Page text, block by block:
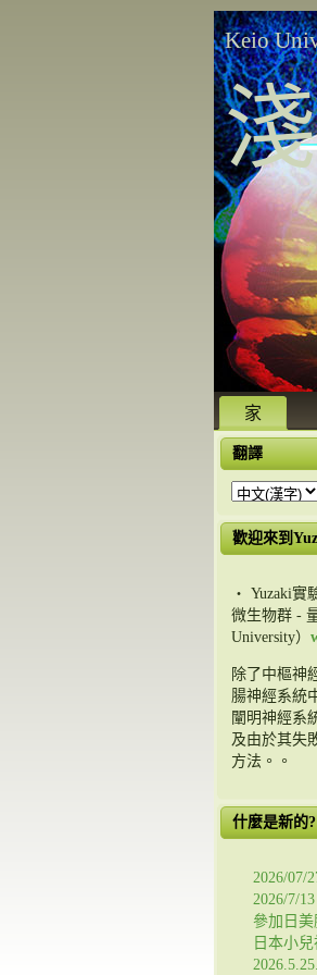
Keio
家
翻譯
歡迎來到
・ Yuzaki
微生物群 -
University）
除了中樞神
腸神經系統
闡明神經系
及由於其失
方法。。
什麼是新的?
2026/07/
2026/7/
參加日
日本小